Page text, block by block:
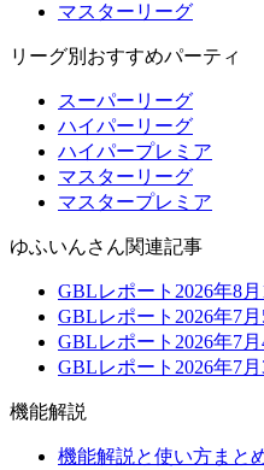
マスターリーグ
リーグ別おすすめパーティ
スーパーリーグ
ハイパーリーグ
ハイパープレミア
マスターリーグ
マスタープレミア
ゆふいんさん関連記事
GBLレポート2026年8月
GBLレポート2026年7月
GBLレポート2026年7月
GBLレポート2026年7月
機能解説
機能解説と使い方まと